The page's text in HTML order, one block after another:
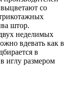
со
штор.
неделимых
вдевать как в
в
иглу размером